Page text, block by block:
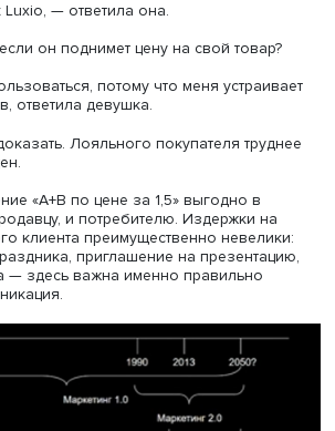
становится лояльным,
в спальном районе — богатый
или бабушка с мизерной пенсией,
там условный «Доширак»? Мальчик,
и в результате именно она
оборот. Так работает
«заморочиться о лояльности от
лектор. Теперь в основе новых
а удовлетворение. Бизнес знает,
навстречу его пожеланиям: как
— персонализация, необходимость
конкретным человеком.
неоспоримые преимущества как для
и для потребителя. Главные из